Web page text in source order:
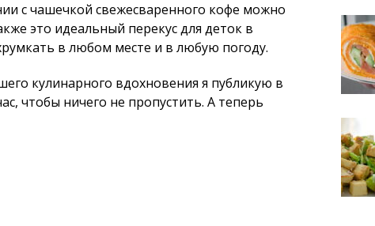
с чашечкой свежесваренного кофе можно
это идеальный перекус для деток в
в любом месте и в любую погоду.
кулинарного вдохновения я публикую в
чтобы ничего не пропустить. А теперь